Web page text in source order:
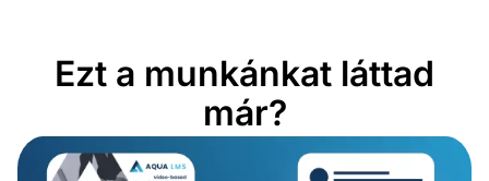
Ezt a munkánkat láttad
már?